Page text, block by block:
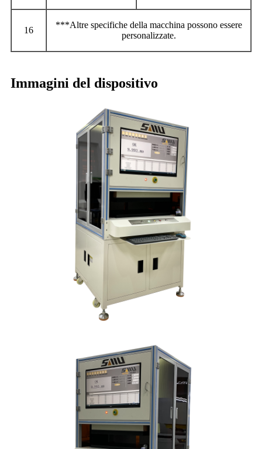
16
***Altre specifiche della macchina possono essere
personalizzate.
Immagini del dispositivo